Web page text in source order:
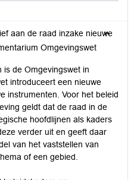
aan de raad inzake nieuwe
Omgevingswet
is de Omgevingswet in
introduceert een nieuwe
instrumenten. Voor het beleid
geldt dat de raad in de
hoofdlijnen als kaders
verder uit en geeft daar
van het vaststellen van
of een gebied.